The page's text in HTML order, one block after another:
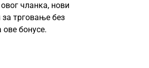
чланка, нови
трговање без
бонусе.